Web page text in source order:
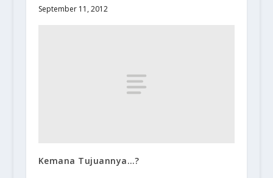
September 11, 2012
Kemana Tujuannya…?